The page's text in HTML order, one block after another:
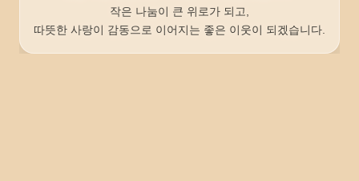
작은 나눔이 큰 위로가 되고,
따뜻한 사랑이 감동으로 이어지는 좋은 이웃이 되겠습니다.